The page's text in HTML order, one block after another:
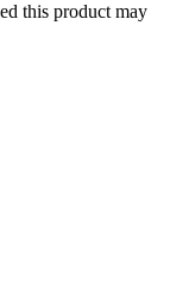
this product may